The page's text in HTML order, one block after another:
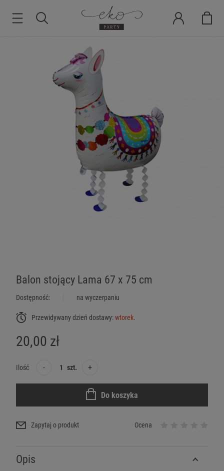
Balon stojący Lama 67 x 75 cm
Dostępność: na wyczerpaniu
Przewidywany dzień dostawy:wtorek.
20,00 zł
Ilość - szt. +
Do koszyka
Zapytaj o produkt Ocena
Opis